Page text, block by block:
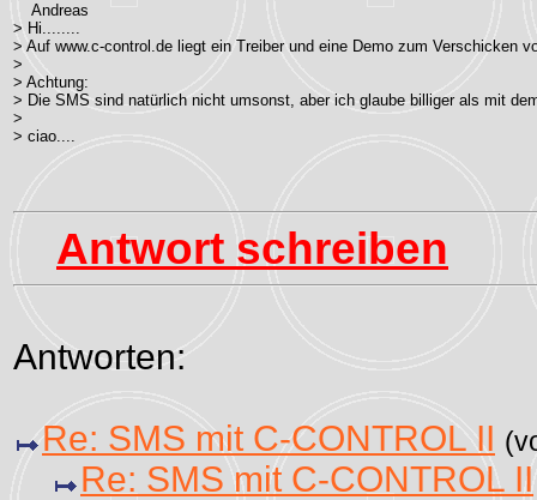
Andreas
> Hi........
> Auf www.c-control.de liegt ein Treiber und eine Demo zum Verschicken
>
> Achtung:
> Die SMS sind natürlich nicht umsonst, aber ich glaube billiger als mit
>
> ciao....
Antwort schreiben
Antworten:
Re: SMS mit C-CONTROL II
Re: SMS mit C-CONTROL II